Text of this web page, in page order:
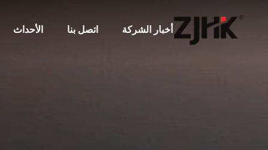
الأحداث اتصل بنا أخبار الشركة